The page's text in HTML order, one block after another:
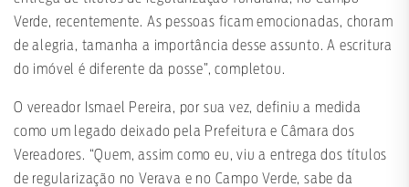
Verde, recentemente. As pessoas ficam emocionadas, choram
de alegria, tamanha a importância desse assunto. A escritura
do imóvel é diferente da posse”, completou.
O vereador Ismael Pereira, por sua vez, definiu a medida
como um legado deixado pela Prefeitura e Câmara dos
Vereadores. “Quem, assim como eu, viu a entrega dos títulos
de regularização no Verava e no Campo Verde, sabe da